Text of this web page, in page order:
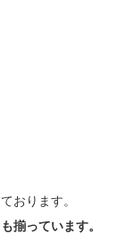
おります。
揃っています。